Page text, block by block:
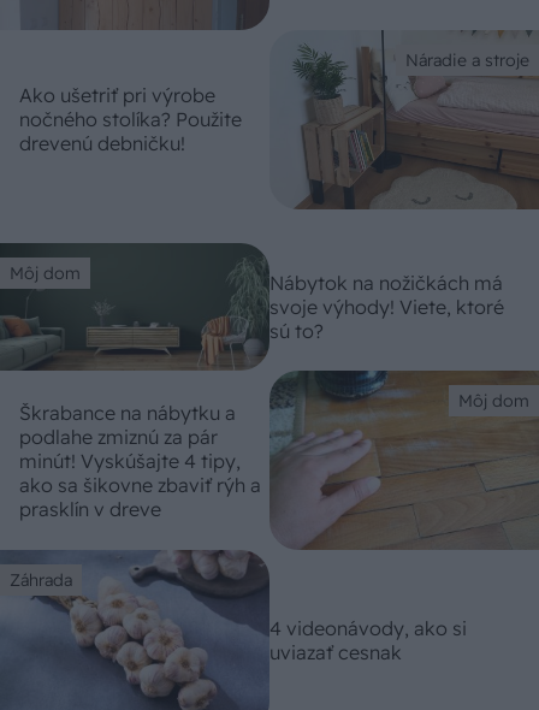
Náradie a stroje
Ako ušetriť pri výrobe
nočného stolíka? Použite
drevenú debničku!
Môj dom
Nábytok na nožičkách má
svoje výhody! Viete, ktoré
sú to?
Môj dom
Škrabance na nábytku a
podlahe zmiznú za pár
minút! Vyskúšajte 4 tipy,
ako sa šikovne zbaviť rýh a
prasklín v dreve
Záhrada
4 videonávody, ako si
uviazať cesnak